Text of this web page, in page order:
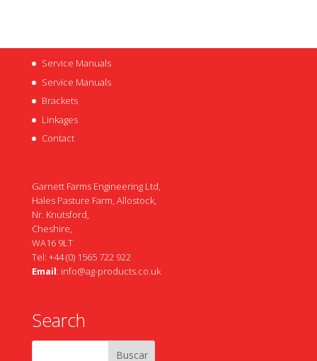
Service Manuals
Service Manuals
Brackets
Linkages
Contact
Garnett Farms Engineering Ltd,
Hales Pasture Farm, Allostock,
Nr. Knutsford,
Cheshire,
WA16 9LT
Tel: +44 (0) 1565 722 922
Email: info@ag-products.co.uk
Search